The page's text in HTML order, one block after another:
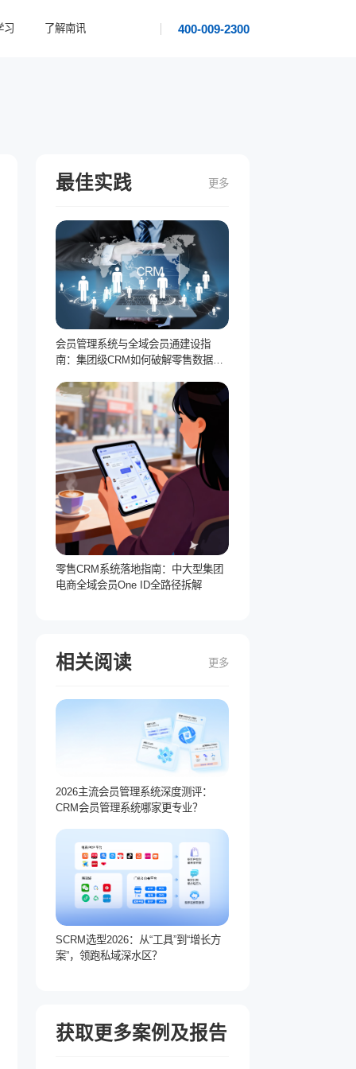
习 了解南讯 400-009-2300
最佳实践 更多
会员管理系统与全域会员通建设指
南：集团级CRM如何破解零售数据孤
零售CRM系统落地指南：中大型集团
电商全域会员One ID全路径拆解
相关阅读 更多
2026主流会员管理系统深度测评：
CRM会员管理系统哪家更专业？
SCRM选型2026：从“工具”到“增长方
案”，领跑私域深水区？
获取更多案例及报告